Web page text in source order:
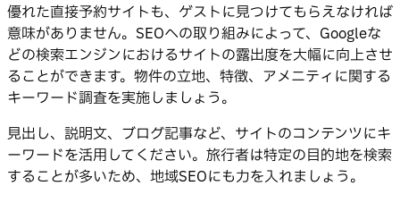
優れた直接予約サイトも、ゲストに見つけてもらえなければ
意味がありません。SEOへの取り組みによって、Googleな
どの検索エンジンにおけるサイトの露出度を大幅に向上させ
ることができます。物件の立地、特徴、アメニティに関する
キーワード調査を実施しましょう。
見出し、説明文、ブログ記事など、サイトのコンテンツにキ
ーワードを活用してください。旅行者は特定の目的地を検索
することが多いため、地域SEOにも力を入れましょう。